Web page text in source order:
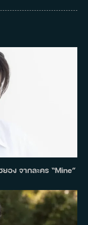
อง จากละคร “Mine”